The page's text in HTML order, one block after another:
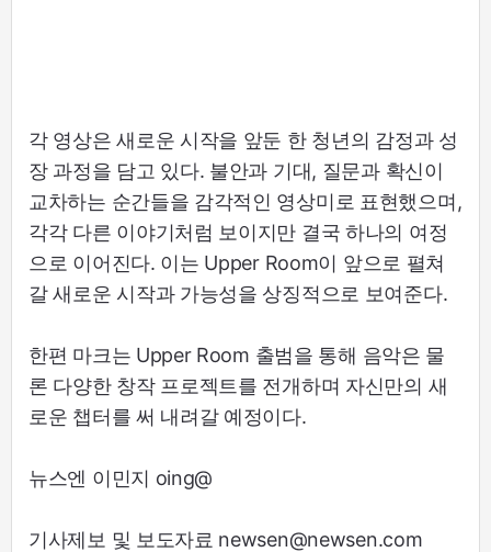
각 영상은 새로운 시작을 앞둔 한 청년의 감정과 성
장 과정을 담고 있다. 불안과 기대, 질문과 확신이
교차하는 순간들을 감각적인 영상미로 표현했으며,
각각 다른 이야기처럼 보이지만 결국 하나의 여정
으로 이어진다. 이는 Upper Room이 앞으로 펼쳐
갈 새로운 시작과 가능성을 상징적으로 보여준다.
한편 마크는 Upper Room 출범을 통해 음악은 물
론 다양한 창작 프로젝트를 전개하며 자신만의 새
로운 챕터를 써 내려갈 예정이다.
뉴스엔 이민지 oing@
기사제보 및 보도자료 newsen@newsen.com